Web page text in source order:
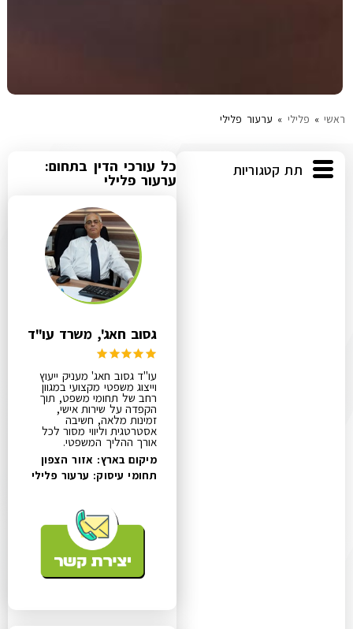
ראשי » פלילי » ערעור פלילי
תת קטגוריות כל עורכי הדין בתחום:
ערעור פלילי
גסוב חאג', משרד עו"ד
עו"ד גסוב חאג' מעניק ייעוץ
וייצוג משפטי מקצועי במגוון
רחב של תחומי משפט, תוך
הקפדה על שירות אישי,
זמינות מלאה, חשיבה
אסטרטגית וליווי מסור לכל
אורך ההליך המשפטי.
מיקום בארץ: אזור הצפון
תחומי עיסוק: ערעור פלילי